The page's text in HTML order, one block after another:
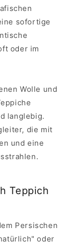
sofortige
oder im
Wolle und
langlebig.
die mit
und eine
Teppich
Persischen
oder